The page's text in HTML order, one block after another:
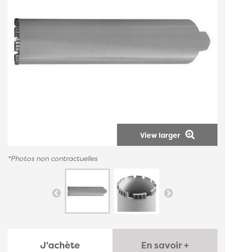
View larger
*Photos non contractuelles
J'achète En savoir +